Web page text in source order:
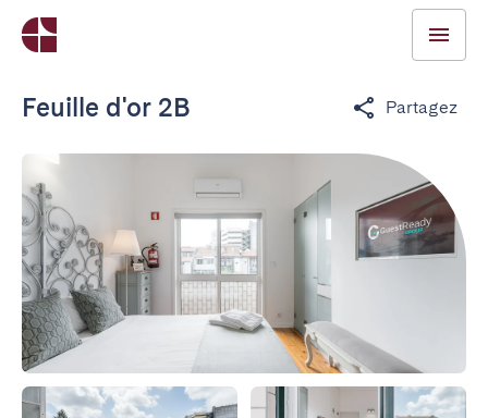
Feuille d'or 2B Partagez